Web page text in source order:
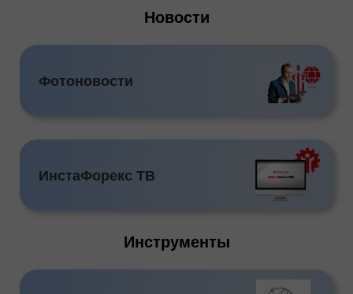
Новости
Фотоновости
ИнстаФорекс ТВ
Инструменты